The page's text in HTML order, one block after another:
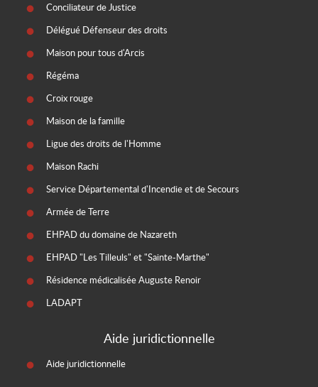
Conciliateur de Justice
Délégué Défenseur des droits
Maison pour tous d'Arcis
Régéma
Croix rouge
Maison de la famille
Ligue des droits de l'Homme
Maison Rachi
Service Départemental d'Incendie et de Secours
Armée de Terre
EHPAD du domaine de Nazareth
EHPAD "Les Tilleuls" et "Sainte-Marthe"
Résidence médicalisée Auguste Renoir
LADAPT
Aide juridictionnelle
Aide juridictionnelle